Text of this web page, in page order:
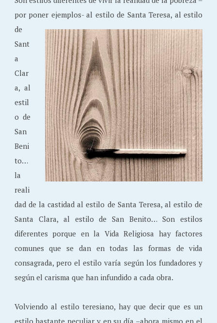
por poner ejemplos- al estilo de Santa Teresa, al estilo
de
Sant
a
Clar
a, al
estil
o de
San
Beni
to…
la
reali
dad de la castidad al estilo de Santa Teresa, al estilo de
Santa Clara, al estilo de San Benito… Son estilos
diferentes porque en la Vida Religiosa hay factores
comunes que se dan en todas las formas de vida
consagrada, pero el estilo varía según los fundadores y
según el carisma que han infundido a cada obra.
Volviendo al estilo teresiano, hay que decir que es un
estilo bastante peculiar y en su día –ahora mismo en el